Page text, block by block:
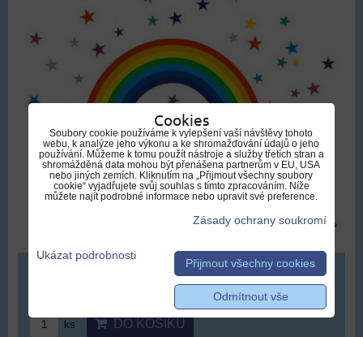
ks DO KOŠÍKU
Cookies
Soubory cookie používáme k vylepšení vaší návštěvy tohoto
webu, k analýze jeho výkonu a ke shromažďování údajů o jeho
používání. Můžeme k tomu použít nástroje a služby třetích stran a
shromážděná data mohou být přenášena partnerům v EU, USA
nebo jiných zemích. Kliknutím na „Přijmout všechny soubory
cookie“ vyjadřujete svůj souhlas s tímto zpracováním. Níže
můžete najít podrobné informace nebo upravit své preference.
Zásady ochrany soukromí
Ukázat podrobnosti
Přijmout všechny cookies
Odmítnout vše